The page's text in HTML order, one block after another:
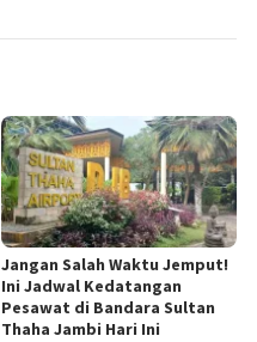
Jangan Salah Waktu Jemput!
Ini Jadwal Kedatangan
Pesawat di Bandara Sultan
Thaha Jambi Hari Ini